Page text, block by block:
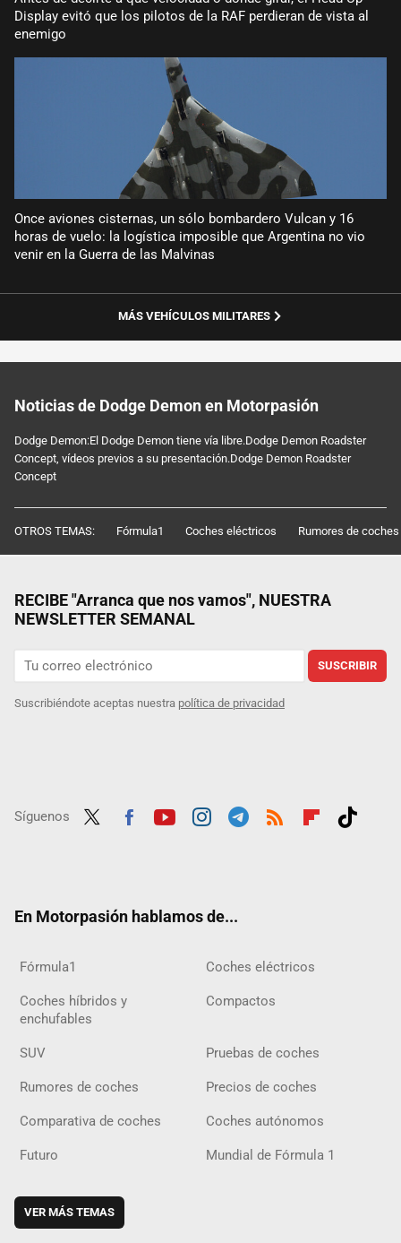
Display evitó que los pilotos de la RAF perdieran de vista al
enemigo
Once aviones cisternas, un sólo bombardero Vulcan y 16
horas de vuelo: la logística imposible que Argentina no vio
venir en la Guerra de las Malvinas
MÁS VEHÍCULOS MILITARES
Noticias de Dodge Demon en Motorpasión
Dodge Demon:El Dodge Demon tiene vía libre.Dodge Demon Roadster
Concept, vídeos previos a su presentación.Dodge Demon Roadster
Concept
OTROS TEMAS: Fórmula1 Coches eléctricos Rumores de coches
RECIBE "Arranca que nos vamos", NUESTRA
NEWSLETTER SEMANAL
SUSCRIBIR
Suscribiéndote aceptas nuestra política de privacidad
Síguenos
En Motorpasión hablamos de...
Fórmula1 Coches eléctricos
Coches híbridos y
enchufables
Compactos
SUV Pruebas de coches
Rumores de coches Precios de coches
Comparativa de coches Coches autónomos
Futuro Mundial de Fórmula 1
VER MÁS TEMAS